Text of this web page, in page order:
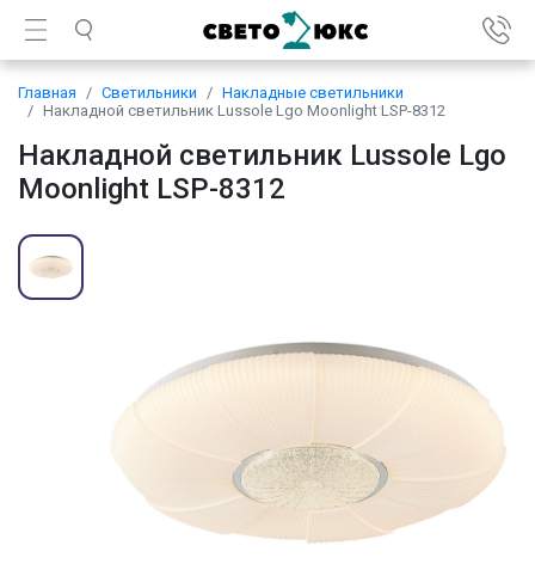
Главная Светильники
Накладные светильники
Накладной светильник Lussole Lgo Moonlight LSP-8312
Накладной светильник Lussole Lgo
Moonlight LSP-8312